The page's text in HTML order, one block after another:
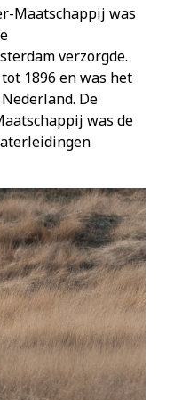
Maatschappij was
verzorgde.
1896 en was het
De
was de